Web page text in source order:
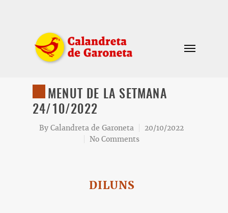
MENUT DE LA SETMANA
24/10/2022
By Calandreta de Garoneta
20/10/2022
No Comments
DILUNS